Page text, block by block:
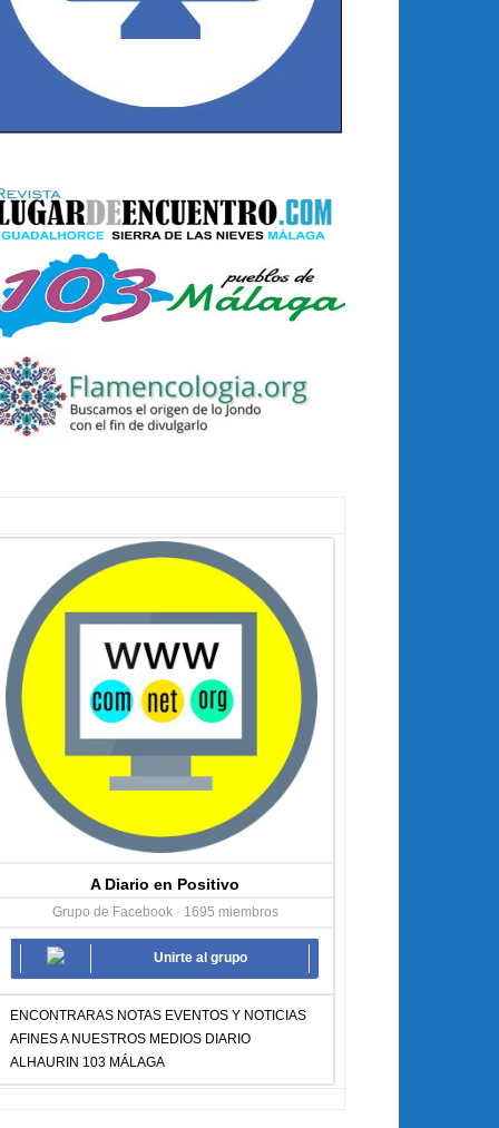
A Diario en Positivo
Grupo de Facebook · 1695 miembros
Unirte al grupo
ENCONTRARAS NOTAS EVENTOS Y NOTICIAS
AFINES A NUESTROS MEDIOS DIARIO
ALHAURIN 103 MÁLAGA